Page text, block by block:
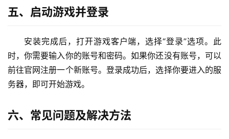
五、启动游戏并登录
安装完成后，打开游戏客户端，选择“登录”选项。此
时，你需要输入你的账号和密码。如果你还没有账号，可以
前往官网注册一个新账号。登录成功后，选择你要进入的服
务器，即可开始游戏。
六、常见问题及解决方法